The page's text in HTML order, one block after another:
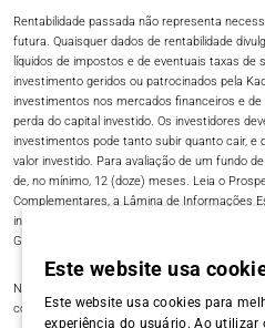
Rentabilidade passada não representa
futura. Quaisquer dados de rentabilidade
líquidos de impostos e de eventuais taxas
investimento geridos ou patrocinados pela
investimentos nos mercados financeiros e
perda do capital investido. Os investidores
investimentos pode tanto subir quanto cair,
valor investido. Para avaliação de um fundo
de, no mínimo, 12 (doze) meses. Leia o
Complementares, a Lâmina de Informações
investir. Fundos de Investimento não contam
Gestor, de qualquer mecanismo de seguro ou
Nada neste site constitui conselho legal,
confiado ao fazer uma decisão de
Este website usa
Este website usa cookies para
experiência do usuário. Ao utilizar